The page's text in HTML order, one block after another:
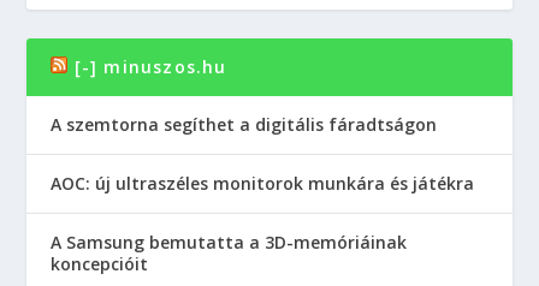
[-] minuszos.hu
A szemtorna segíthet a digitális fáradtságon
AOC: új ultraszéles monitorok munkára és játékra
A Samsung bemutatta a 3D-memóriáinak
koncepcióit